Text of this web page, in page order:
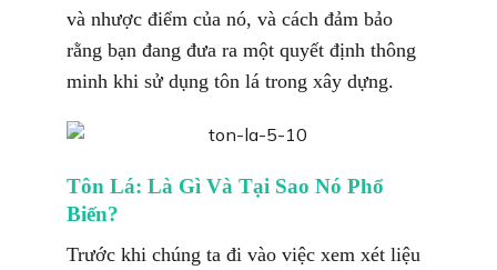
và nhược điểm của nó, và cách đảm bảo
rằng bạn đang đưa ra một quyết định thông
minh khi sử dụng tôn lá trong xây dựng.
Tôn Lá: Là Gì Và Tại Sao Nó Phổ
Biến?
Trước khi chúng ta đi vào việc xem xét liệu